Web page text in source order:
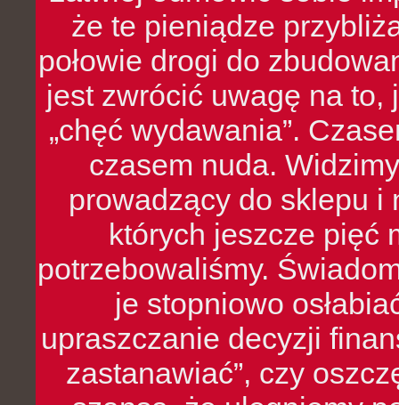
że te pieniądze
połowie drogi do
jest zwrócić uwagę na to,
„chęć wydawania”.
czasem nuda.
prowadzący do sklepu i
których jeszcze pięć
potrzebowaliśmy.
je stopniowo
upraszczanie decyzji
zastanawiać”, czy